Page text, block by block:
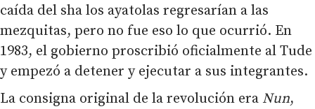
caída del sha los ayatolas regresarían a las
mezquitas, pero no fue eso lo que ocurrió. En
1983, el gobierno proscribió oficialmente al Tude
y empezó a detener y ejecutar a sus integrantes.
La consigna original de la revolución era Nun,